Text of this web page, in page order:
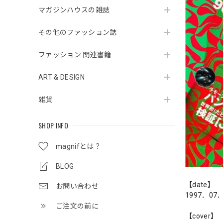
マガジンハウスの雑誌
その他のファッション誌
ファッション 関連書籍
ART & DESIGN
雑貨
SHOP INFO
magnifとは？
BLOG
お問い合わせ
ご注文の前に
【date】
1997．07
【cover】